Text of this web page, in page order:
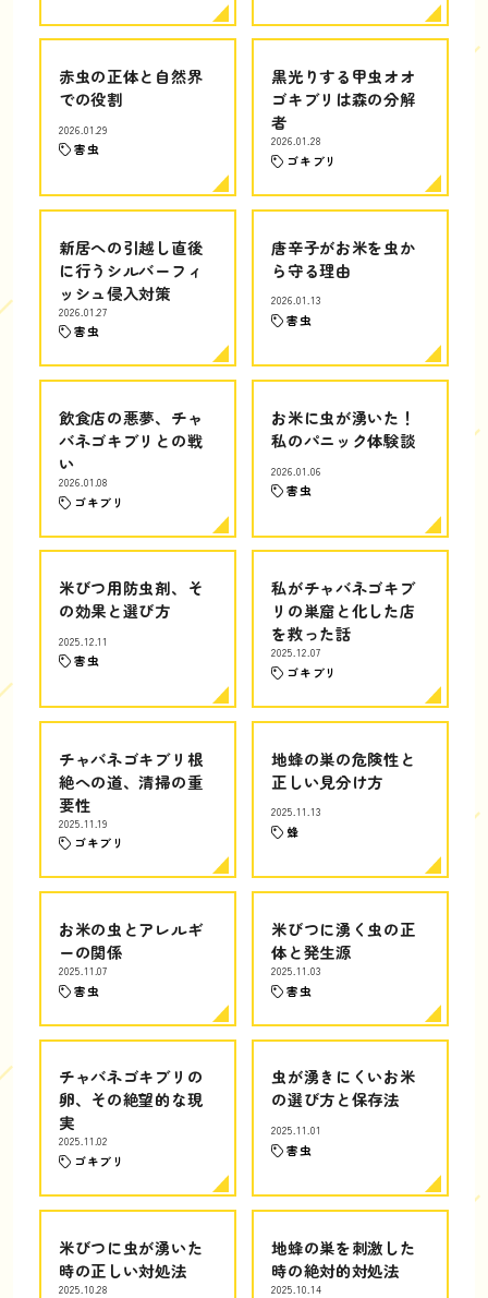
赤虫の正体と自然界
での役割
2026.01.29
害虫
黒光りする甲虫オオ
ゴキブリは森の分解
者
2026.01.28
ゴキブリ
新居への引越し直後
に行うシルバーフィ
ッシュ侵入対策
2026.01.27
害虫
唐辛子がお米を虫か
ら守る理由
2026.01.13
害虫
飲食店の悪夢、チャ
バネゴキブリとの戦
い
2026.01.08
ゴキブリ
お米に虫が湧いた！
私のパニック体験談
2026.01.06
害虫
米びつ用防虫剤、そ
の効果と選び方
2025.12.11
害虫
私がチャバネゴキブ
リの巣窟と化した店
を救った話
2025.12.07
ゴキブリ
チャバネゴキブリ根
絶への道、清掃の重
要性
2025.11.19
ゴキブリ
地蜂の巣の危険性と
正しい見分け方
2025.11.13
蜂
お米の虫とアレルギ
ーの関係
2025.11.07
害虫
米びつに湧く虫の正
体と発生源
2025.11.03
害虫
チャバネゴキブリの
卵、その絶望的な現
実
2025.11.02
ゴキブリ
虫が湧きにくいお米
の選び方と保存法
2025.11.01
害虫
米びつに虫が湧いた
時の正しい対処法
2025.10.28
地蜂の巣を刺激した
時の絶対的対処法
2025.10.14